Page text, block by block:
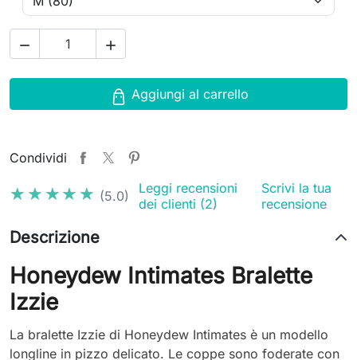
 
Aggiungi al carrello
Condividi
★★★★★
★★★★★ (5.0)
Leggi recensioni
dei clienti (2)
Scrivi la tua
recensione
Descrizione
Honeydew Intimates Bralette
Izzie
La bralette Izzie di Honeydew Intimates è un modello
longline in pizzo delicato. Le coppe sono foderate con